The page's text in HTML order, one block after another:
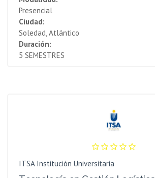
Presencial
Ciudad:
Soledad, Atlántico
Duración:
5 SEMESTRES
ITSA Institución Universitaria